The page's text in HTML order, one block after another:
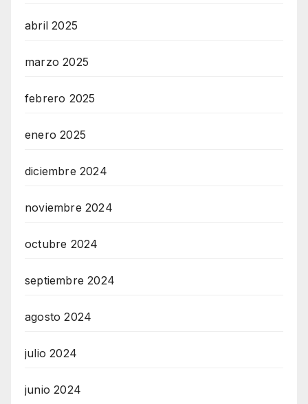
abril 2025
marzo 2025
febrero 2025
enero 2025
diciembre 2024
noviembre 2024
octubre 2024
septiembre 2024
agosto 2024
julio 2024
junio 2024